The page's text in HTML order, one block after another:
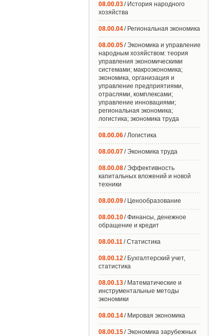
08.00.03/ История народного
хозяйства
08.00.04/ Региональная экономика
08.00.05/ Экономика и управление
народным хозяйством: теория
управления экономическими
системами; макроэкономика;
экономика, организация и
управление предприятиями,
отраслями, комплексами;
управление инновациями;
региональная экономика;
логистика; экономика труда
08.00.06/ Логистика
08.00.07/ Экономика труда
08.00.08/ Эффективность
капитальных вложений и новой
техники
08.00.09/ Ценообразование
08.00.10/ Финансы, денежное
обращение и кредит
08.00.11/ Статистика
08.00.12/ Бухгалтерский учет,
статистика
08.00.13/ Математические и
инструментальные методы
экономики
08.00.14/ Мировая экономика
08.00.15/ Экономика зарубежных